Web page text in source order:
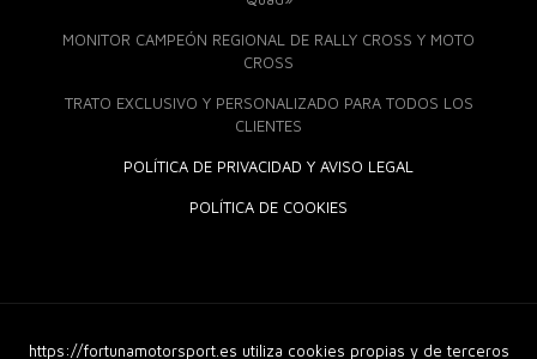
MONITOR CAMPEÓN REGIONAL DE RALLY CROSS Y MOTO
CROSS
TRATO EXCLUSIVO Y PERSONALIZADO PARA TODOS LOS
CLIENTES
POLÍTICA DE PRIVACIDAD Y AVISO LEGAL
POLÍTICA DE COOKIES
© 2018 Fortuna Moto Sport. Derechos Reservados |Diseño
https://fortunamotorsport.es utiliza cookies propias y de terceros